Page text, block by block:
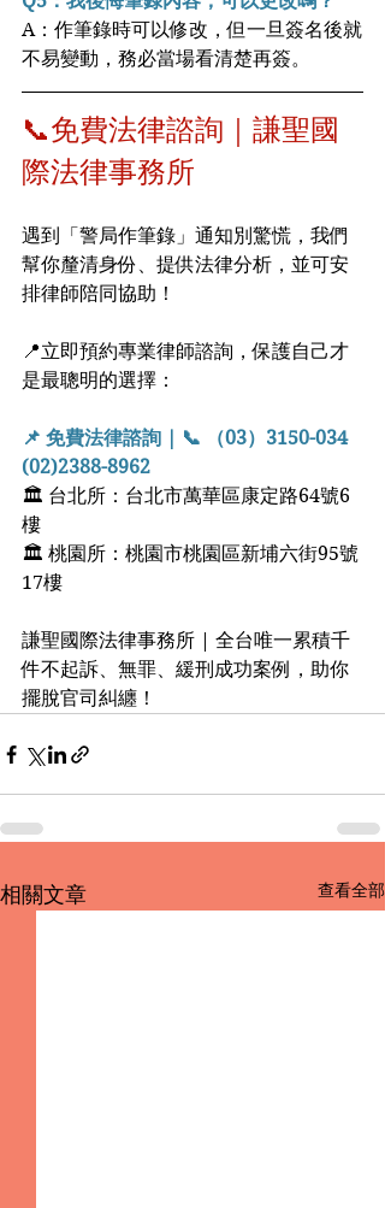
A：作筆錄時可以修改，但一旦簽名後就
不易變動，務必當場看清楚再簽。
📞免費法律諮詢｜謙聖國
際法律事務所
遇到「警局作筆錄」通知別驚慌，我們
幫你釐清身份、提供法律分析，並可安
排律師陪同協助！
📍立即預約專業律師諮詢，保護自己才
是最聰明的選擇：
📌 免費法律諮詢 | 📞 （03）3150-034
(02)2388-8962
🏛 台北所：台北市萬華區康定路64號6
樓
🏛 桃園所：桃園市桃園區新埔六街95號
17樓
謙聖國際法律事務所 | 全台唯一累積千
件不起訴、無罪、緩刑成功案例，助你
擺脫官司糾纏！
相關文章 查看全部